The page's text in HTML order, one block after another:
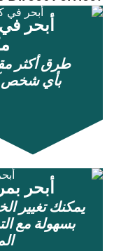
أبحر في
طرق أكثر
بأي شخص
أبحر
يمكنك تغيير
بسهولة مع